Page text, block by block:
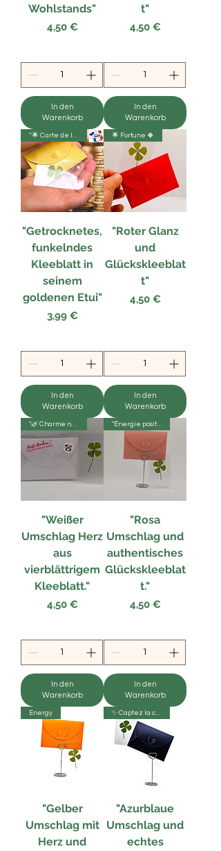
Wohlstands"
Preis
4,50 €
In den
Warenkorb
t"
Preis
4,50 €
In den
Warenkorb
“🌟 Carte de la prospérité 🍀
"Getrocknetes,
funkelndes
Kleeblatt in
seinem
goldenen Etui"
Preis
3,99 €
In den
Warenkorb
🌟 Fortune 🍀
"Roter Glanz
und
Glückskleeblat
t"
Preis
4,50 €
In den
Warenkorb
"🌿 Charme naturel 🍃"
"Weißer
Umschlag Herz
aus
vierblättrigem
Kleeblatt."
Preis
4,50 €
In den
Warenkorb
"Énergie positive ✨🌟😊"
"Rosa
Umschlag und
authentisches
Glückskleeblat
t."
Preis
4,50 €
In den
Warenkorb
Energy
"Gelber
Umschlag mit
Herz und
✨ Captez la chance ! 🍀
"Azurblaue
Umschlag und
echtes